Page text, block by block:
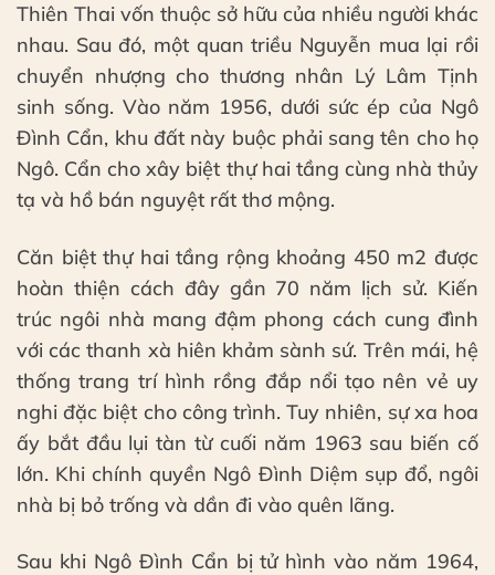
Thiên Thai vốn thuộc sở hữu của nhiều người khác
nhau. Sau đó, một quan triều Nguyễn mua lại rồi
chuyển nhượng cho thương nhân Lý Lâm Tịnh
sinh sống. Vào năm 1956, dưới sức ép của Ngô
Đình Cẩn, khu đất này buộc phải sang tên cho họ
Ngô. Cẩn cho xây biệt thự hai tầng cùng nhà thủy
tạ và hồ bán nguyệt rất thơ mộng.
Căn biệt thự hai tầng rộng khoảng 450 m2 được
hoàn thiện cách đây gần 70 năm lịch sử. Kiến
trúc ngôi nhà mang đậm phong cách cung đình
với các thanh xà hiên khảm sành sứ. Trên mái, hệ
thống trang trí hình rồng đắp nổi tạo nên vẻ uy
nghi đặc biệt cho công trình. Tuy nhiên, sự xa hoa
ấy bắt đầu lụi tàn từ cuối năm 1963 sau biến cố
lớn. Khi chính quyền Ngô Đình Diệm sụp đổ, ngôi
nhà bị bỏ trống và dần đi vào quên lãng.
Sau khi Ngô Đình Cẩn bị tử hình vào năm 1964,